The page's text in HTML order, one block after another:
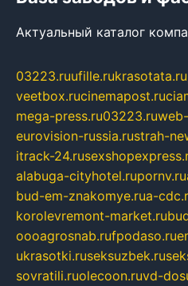
Актуальный каталог
03223.ruufille.rukrasotata.ru
veetbox.rucinemapost.ru
mega-press.ru03223.ru
eurovision-russia.rustrah-
itrack-24.ru
alabuga-cityhotel.rupornv.ru
bud-em-znakomye.rua-
korolevremont-market.ru
oooagrosnab.rufpodaso.ru
ukrasotki.ruseksuzbek.ru
sovratili.ruolecoon.ruvd-